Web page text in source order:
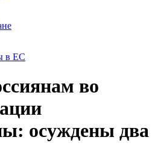
в ЕС
во
осуждены два